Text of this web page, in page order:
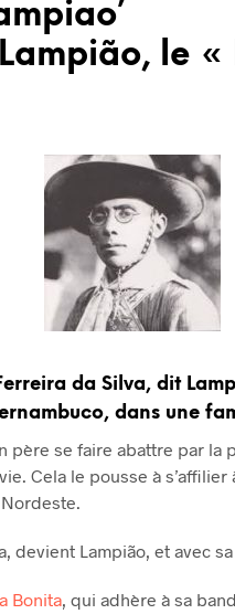
le «
da Silva, dit
dans une
père se faire abattre par
Cela le pousse à
devient Lampião, et avec
Bonita, qui adhère à sa